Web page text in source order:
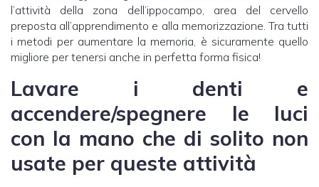
l’attività della zona dell’ippocampo, area del cervello
preposta all’apprendimento e alla memorizzazione. Tra tutti
i metodi per aumentare la memoria, è sicuramente quello
migliore per tenersi anche in perfetta forma fisica!
Lavare i denti e
accendere/spegnere le luci
con la mano che di solito non
usate per queste attività